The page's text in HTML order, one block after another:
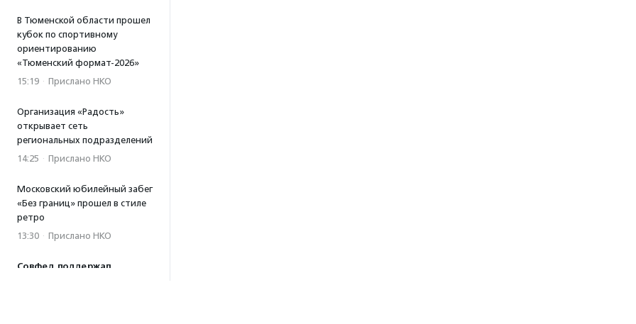
В Тюменской области прошел
кубок по спортивному
ориентированию
«Тюменский формат-2026»
15:19 · Прислано НКО
Организация «Радость»
открывает сеть
региональных подразделений
14:25 · Прислано НКО
Московский юбилейный забег
«Без границ» прошел в стиле
ретро
13:30 · Прислано НКО
Совфед поддержал